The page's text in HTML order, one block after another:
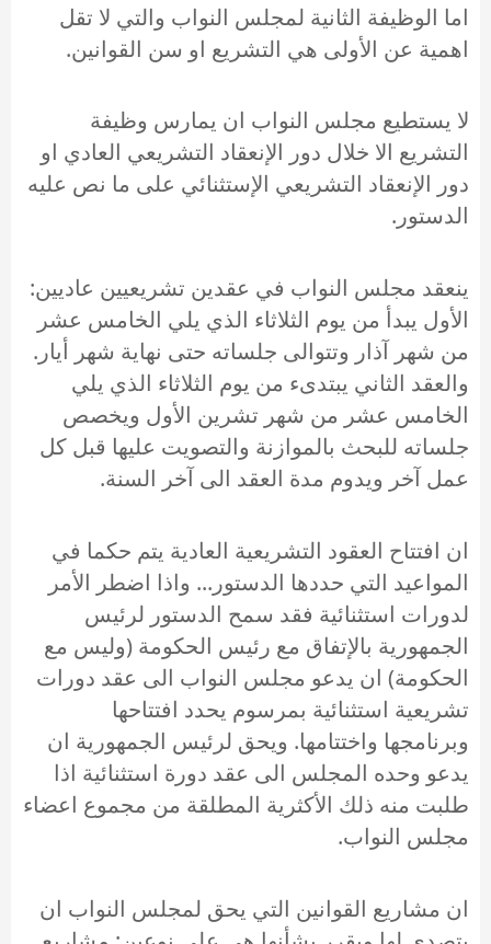
اما الوظيفة الثانية لمجلس النواب والتي لا تقل
اهمية عن الأولى هي التشريع او سن القوانين.
لا يستطيع مجلس النواب ان يمارس وظيفة
التشريع الا خلال دور الإنعقاد التشريعي العادي او
دور الإنعقاد التشريعي الإستثنائي على ما نص عليه
الدستور.
ينعقد مجلس النواب في عقدين تشريعيين عاديين:
الأول يبدأ من يوم الثلاثاء الذي يلي الخامس عشر
من شهر آذار وتتوالى جلساته حتى نهاية شهر أيار.
والعقد الثاني يبتدىء من يوم الثلاثاء الذي يلي
الخامس عشر من شهر تشرين الأول ويخصص
جلساته للبحث بالموازنة والتصويت عليها قبل كل
عمل آخر ويدوم مدة العقد الى آخر السنة.
ان افتتاح العقود التشريعية العادية يتم حكما في
المواعيد التي حددها الدستور... واذا اضطر الأمر
لدورات استثنائية فقد سمح الدستور لرئيس
الجمهورية بالإتفاق مع رئيس الحكومة (وليس مع
الحكومة) ان يدعو مجلس النواب الى عقد دورات
تشريعية استثنائية بمرسوم يحدد افتتاحها
وبرنامجها واختتامها. ويحق لرئيس الجمهورية ان
يدعو وحده المجلس الى عقد دورة استثنائية اذا
طلبت منه ذلك الأكثرية المطلقة من مجموع اعضاء
مجلس النواب.
ان مشاريع القوانين التي يحق لمجلس النواب ان